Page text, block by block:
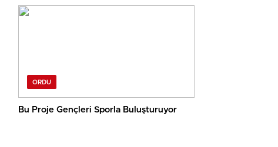
ORDU
Bu Proje Gençleri Sporla Buluşturuyor